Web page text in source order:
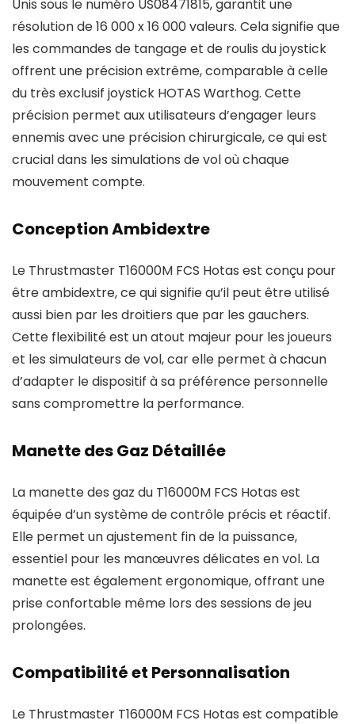
Unis sous le numéro US08471815, garantit une
résolution de 16 000 x 16 000 valeurs. Cela signifie que
les commandes de tangage et de roulis du joystick
offrent une précision extrême, comparable à celle
du très exclusif joystick HOTAS Warthog. Cette
précision permet aux utilisateurs d’engager leurs
ennemis avec une précision chirurgicale, ce qui est
crucial dans les simulations de vol où chaque
mouvement compte.
Conception Ambidextre
Le Thrustmaster T16000M FCS Hotas est conçu pour
être ambidextre, ce qui signifie qu’il peut être utilisé
aussi bien par les droitiers que par les gauchers.
Cette flexibilité est un atout majeur pour les joueurs
et les simulateurs de vol, car elle permet à chacun
d’adapter le dispositif à sa préférence personnelle
sans compromettre la performance.
Manette des Gaz Détaillée
La manette des gaz du T16000M FCS Hotas est
équipée d’un système de contrôle précis et réactif.
Elle permet un ajustement fin de la puissance,
essentiel pour les manœuvres délicates en vol. La
manette est également ergonomique, offrant une
prise confortable même lors des sessions de jeu
prolongées.
Compatibilité et Personnalisation
Le Thrustmaster T16000M FCS Hotas est compatible